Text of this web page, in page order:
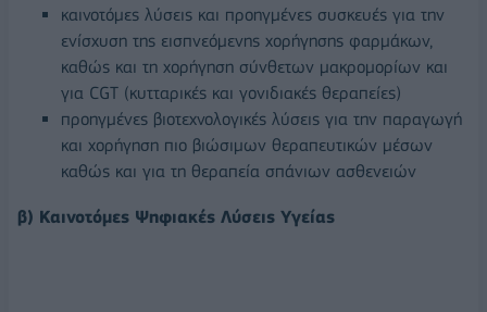
καινοτόμες λύσεις και προηγμένες συσκευές για την
ενίσχυση της εισπνεόμενης χορήγησης φαρμάκων,
καθώς και τη χορήγηση σύνθετων μακρομορίων και
για CGT (κυτταρικές και γονιδιακές θεραπείες)
προηγμένες βιοτεχνολογικές λύσεις για την παραγωγή
και χορήγηση πιο βιώσιμων θεραπευτικών μέσων
καθώς και για τη θεραπεία σπάνιων ασθενειών
β) Καινοτόμες Ψηφιακές Λύσεις Υγείας